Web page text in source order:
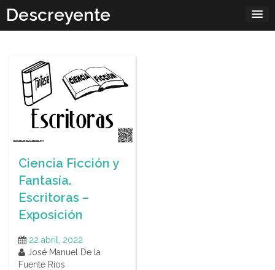
content
Descreyente
Ciencia Ficción y
Fantasía.
Escritoras –
Exposición
22 abril, 2022
José Manuel De la
Fuente Ríos